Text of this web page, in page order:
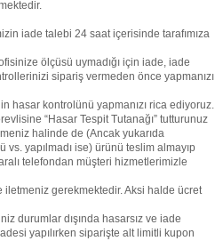
iade talebi 24 saat içerisinde tarafımıza
ölçüsü uymadığı için iade, iade
sipariş vermeden önce yapmanızı
hasar kontrolünü yapmanızı rica ediyoruz.
“Hasar Tespit Tutanağı” tutturunuz
halinde de (Ancak yukarıda
yapılmadı ise) ürünü teslim almayıp
telefondan müşteri hizmetlerimizle
gerekmektedir. Aksi halde ücret
durumlar dışında hasarsız ve iade
yapılırken siparişte alt limitli kupon